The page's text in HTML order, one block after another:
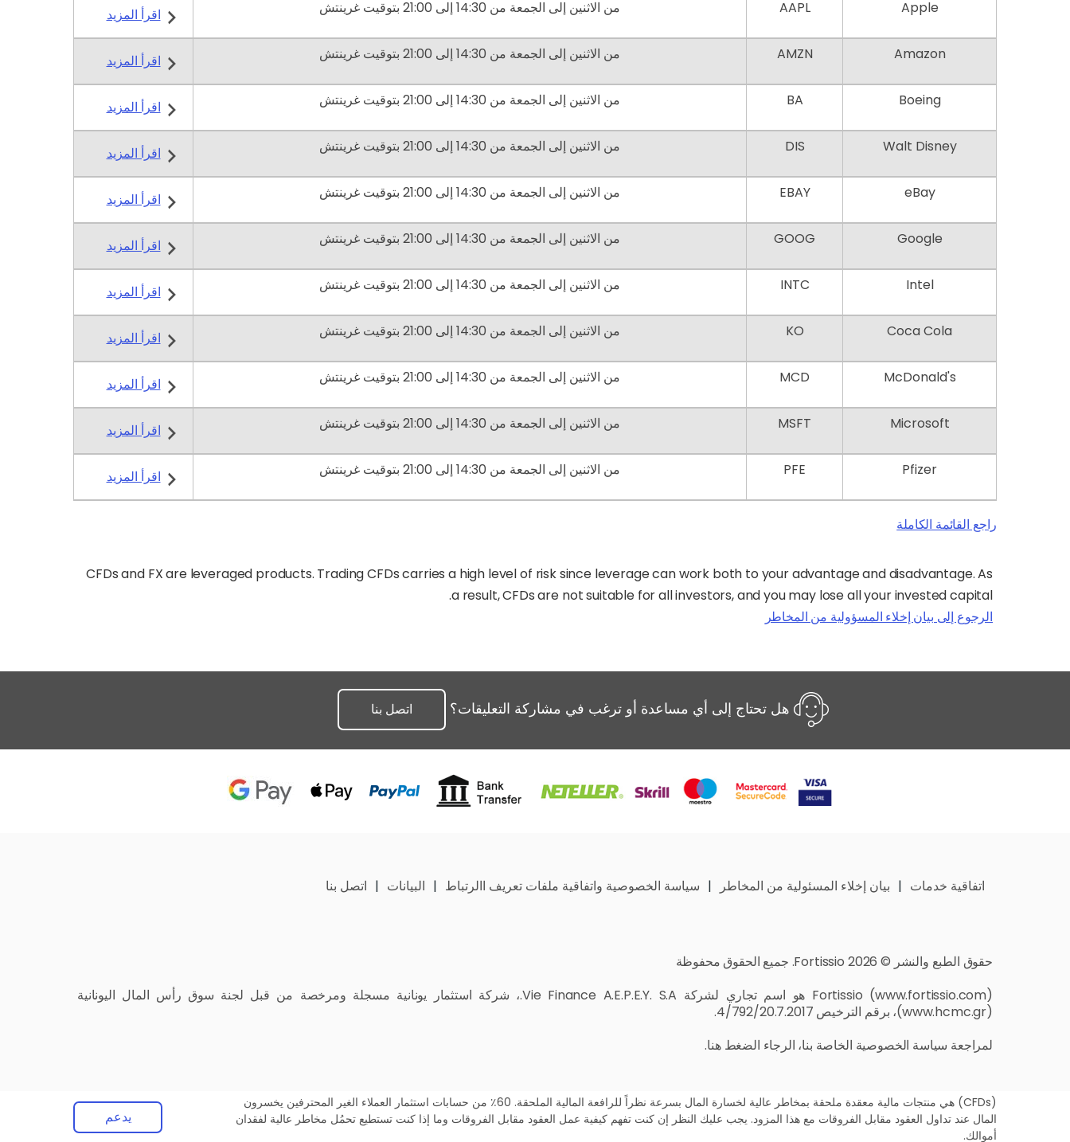
(CFDs) هي منتجات مالية معقدة ملحقة بمخاطر عالية لخسارة المال بسرعة نظراً للرافعة المالية الملحقة. 60٪ من حسابات استثمار العملاء الغير المحترفين يخسرون
المال عند تداول العقود مقابل الفروقات مع هذا المزود. يجب عليك النظر إن كنت تفهم كيفية عمل العقود مقابل الفروقات وما إذا كنت تستطيع تحمُل مخاطر عالية لفقدان
أموالك.
يدعم
Apple
AAPL من الاثنين إلى الجمعة من 14:30 إلى 21:00 بتوقيت غرينتش اقرأ المزيد
Amazon
AMZN من الاثنين إلى الجمعة من 14:30 إلى 21:00 بتوقيت غرينتش اقرأ المزيد
Boeing
BA من الاثنين إلى الجمعة من 14:30 إلى 21:00 بتوقيت غرينتش اقرأ المزيد
Walt Disney
DIS من الاثنين إلى الجمعة من 14:30 إلى 21:00 بتوقيت غرينتش اقرأ المزيد
eBay
EBAY من الاثنين إلى الجمعة من 14:30 إلى 21:00 بتوقيت غرينتش اقرأ المزيد
Google
GOOG من الاثنين إلى الجمعة من 14:30 إلى 21:00 بتوقيت غرينتش اقرأ المزيد
Intel
INTC من الاثنين إلى الجمعة من 14:30 إلى 21:00 بتوقيت غرينتش اقرأ المزيد
Coca Cola
KO من الاثنين إلى الجمعة من 14:30 إلى 21:00 بتوقيت غرينتش اقرأ المزيد
McDonald's
MCD من الاثنين إلى الجمعة من 14:30 إلى 21:00 بتوقيت غرينتش اقرأ المزيد
Microsoft
MSFT من الاثنين إلى الجمعة من 14:30 إلى 21:00 بتوقيت غرينتش اقرأ المزيد
Pfizer
PFE من الاثنين إلى الجمعة من 14:30 إلى 21:00 بتوقيت غرينتش اقرأ المزيد
راجع القائمة الكاملة
CFDs and FX are leveraged products. Trading CFDs carries a high level of risk since leverage can work both to your advantage and disadvantage. As
a result, CFDs are not suitable for all investors, and you may lose all your invested capital.
الرجوع إلى بيان إخلاء المسؤولية من المخاطر
هل تحتاج إلى أي مساعدة أو ترغب في مشاركة التعليقات؟ اتصل بنا
اتفاقية خدمات بيان إخلاء المسئولية من المخاطر سياسة الخصوصية واتفاقية ملفات تعريف االرتباط البيانات اتصل بنا
حقوق الطبع والنشر © Fortissio 2026. جميع الحقوق محفوظة
Fortissio (www.fortissio.com
) هو اسم تجاري لشركة Vie Finance A.E.P.E.Y. S.A.، شركة استثمار يونانية مسجلة ومرخصة من قبل لجنة سوق رأس المال اليونانية
(
www.hcmc.gr)، برقم الترخيص 4/792/20.7.2017.
لمراجعة سياسة الخصوصية الخاصة بنا، الرجاء الضغط هنا.